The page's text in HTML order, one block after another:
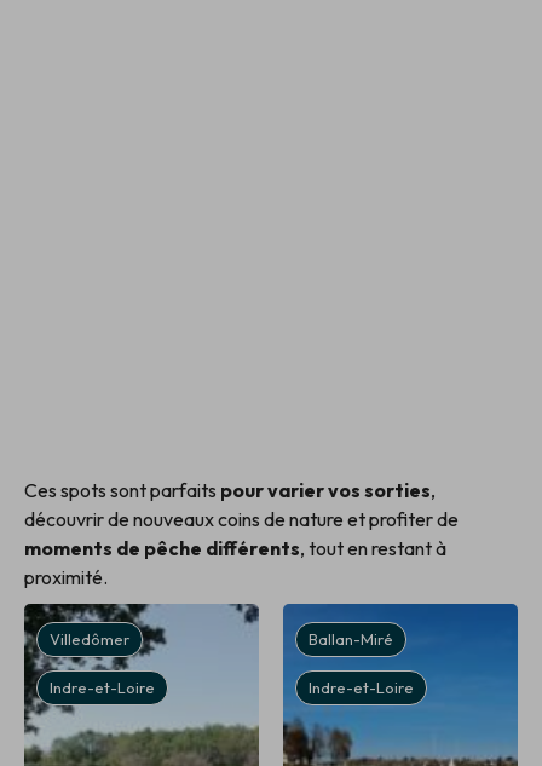
Ces spots sont parfaits pour varier vos sorties,
découvrir de nouveaux coins de nature et profiter de
moments de pêche différents, tout en restant à
proximité.
Villedômer
Indre-et-Loire
Ballan-Miré
Indre-et-Loire